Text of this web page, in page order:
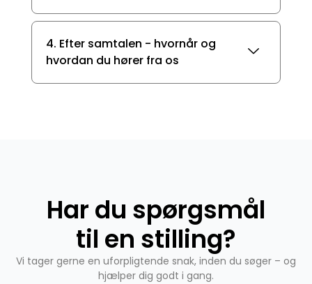
4. Efter samtalen - hvornår og
hvordan du hører fra os
Har du spørgsmål
til en stilling?
Vi tager gerne en uforpligtende snak, inden du søger – og
hjælper dig godt i gang.